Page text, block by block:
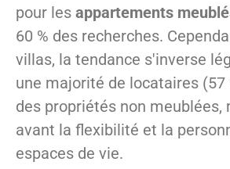
pour les appartements
60 % des recherches.
villas, la tendance s'inverse
une majorité de locataires (57
des propriétés non meublées,
avant la flexibilité et la
espaces de vie.